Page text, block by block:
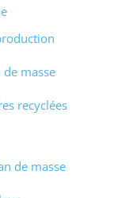
masse
recyclées
de masse